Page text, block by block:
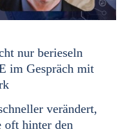
nur berieseln
im Gespräch mit
verändert,
oft hinter den